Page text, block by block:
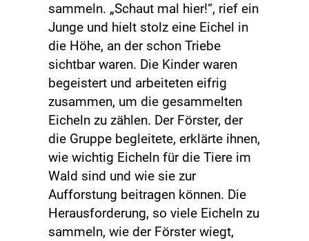
sammeln. „Schaut mal hier!“, rief ein
Junge und hielt stolz eine Eichel in
die Höhe, an der schon Triebe
sichtbar waren. Die Kinder waren
begeistert und arbeiteten eifrig
zusammen, um die gesammelten
Eicheln zu zählen. Der Förster, der
die Gruppe begleitete, erklärte ihnen,
wie wichtig Eicheln für die Tiere im
Wald sind und wie sie zur
Aufforstung beitragen können. Die
Herausforderung, so viele Eicheln zu
sammeln, wie der Förster wiegt,